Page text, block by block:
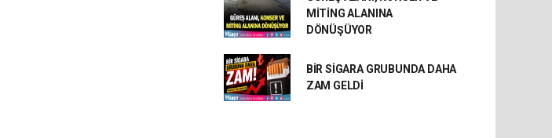
MİTİNG ALANINA
DÖNÜŞÜYOR
BİR SİGARA GRUBUNDA DAHA
ZAM GELDİ